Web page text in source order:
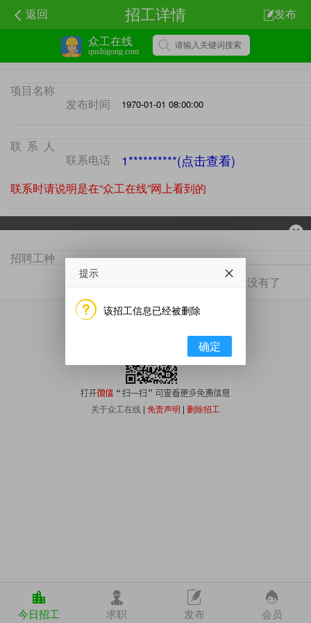
众工在线
qushigong.com
返回 招工详情 发布
项目名称
发布时间
1970-01-01 08:00:00
联系人
联系电话
1**********(点击查看)
联系时请说明是在“众工在线”网上看到的
招聘工种
项目地区
没有了
关于众工在线 | 免责声明 | 删除招工
今日招工 求职 发布 会员
提示
该招工信息已经被删除
确定